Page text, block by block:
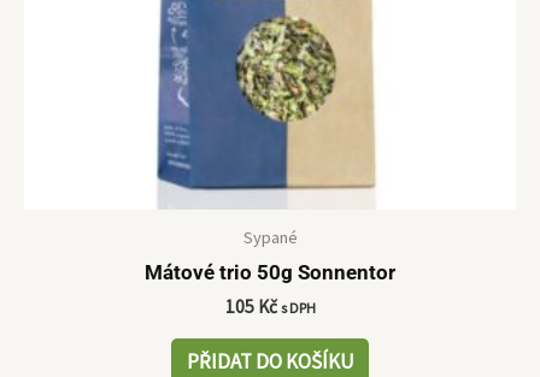
Sypané
Mátové trio 50g Sonnentor
105 Kč s DPH
PŘIDAT DO KOŠÍKU